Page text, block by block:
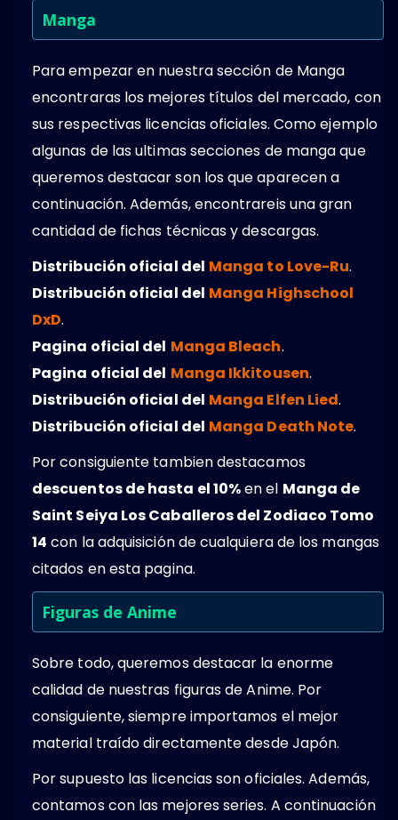
Manga
Para empezar en nuestra sección de Manga
encontraras los mejores títulos del mercado, con
sus respectivas licencias oficiales. Como ejemplo
algunas de las ultimas secciones de manga que
queremos destacar son los que aparecen a
continuación. Además, encontrareis una gran
cantidad de fichas técnicas y descargas.
Distribución oficial del Manga to Love-Ru.
Distribución oficial del Manga Highschool
DxD.
Pagina oficial del Manga Bleach.
Pagina oficial del Manga Ikkitousen.
Distribución oficial del Manga Elfen Lied.
Distribución oficial del Manga Death Note.
Por consiguiente tambien destacamos
descuentos de hasta el 10%en el Manga de
Saint Seiya Los Caballeros del Zodiaco Tomo
14 con la adquisición de cualquiera de los mangas
citados en esta pagina.
Figuras de Anime
Sobre todo, queremos destacar la enorme
calidad de nuestras figuras de Anime. Por
consiguiente, siempre importamos el mejor
material traído directamente desde Japón.
Por supuesto las licencias son oficiales. Además,
contamos con las mejores series. A continuación